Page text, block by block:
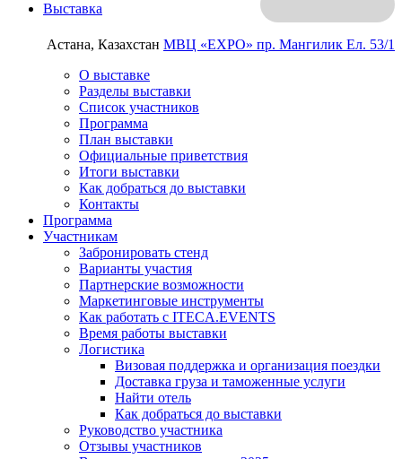
Астана, Казахстан МВЦ «EXPO» пр. Мангилик Ел. 53/1
Выставка
О выставке
Разделы выставки
Список участников
Программа
План выставки
Официальные приветствия
Итоги выставки
Как добраться до выставки
Контакты
Программа
Участникам
Забронировать стенд
Варианты участия
Партнерские возможности
Маркетинговые инструменты
Как работать с ITECA.EVENTS
Время работы выставки
Логистика
Визовая поддержка и организация поездки
Доставка груза и таможенные услуги
Найти отель
Как добраться до выставки
Руководство участника
Отзывы участников